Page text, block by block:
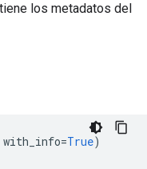
los metadatos del
with_info=True)